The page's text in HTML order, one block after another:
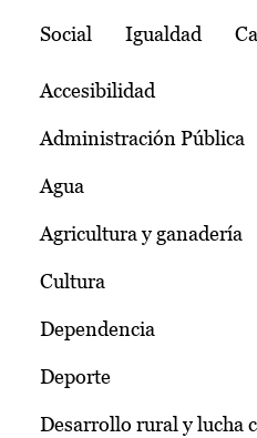
Social Igualdad
Accesibilidad
Administración Pública
Agua
Agricultura y ganadería
Cultura
Dependencia
Deporte
Desarrollo rural y lucha